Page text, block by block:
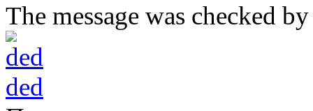
The message was checked
ded